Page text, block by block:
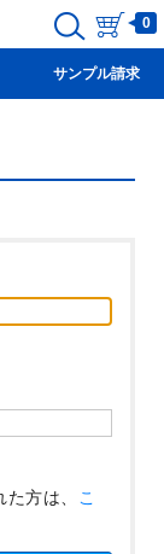
0
サンプル請求
方は、 こ